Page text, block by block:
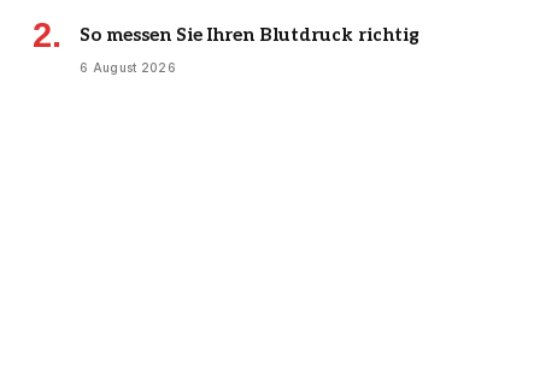
So messen Sie Ihren Blutdruck richtig
6 August 2026